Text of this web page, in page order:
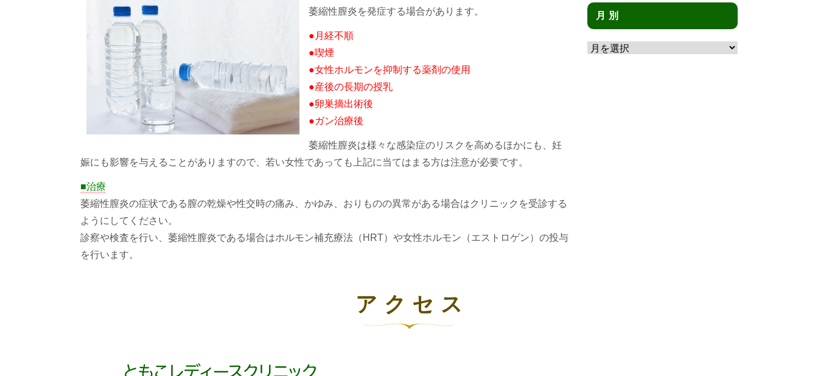
萎縮性膣炎を発症する場合があります。
●月経不順
●喫煙
●女性ホルモンを抑制する薬剤の使用
●産後の長期の授乳
●卵巣摘出術後
●ガン治療後
萎縮性膣炎は様々な感染症のリスクを高めるほかにも、妊
娠にも影響を与えることがありますので、若い女性であっても上記に当てはまる方は注意が必要です。
■治療
萎縮性膣炎の症状である膣の乾燥や性交時の痛み、かゆみ、おりものの異常がある場合はクリニックを受診する
ようにしてください。
診察や検査を行い、萎縮性膣炎である場合はホルモン補充療法（HRT）や女性ホルモン（エストロゲン）の投与
を行います。
ゴ
リ
ー
月別
別
アクセス